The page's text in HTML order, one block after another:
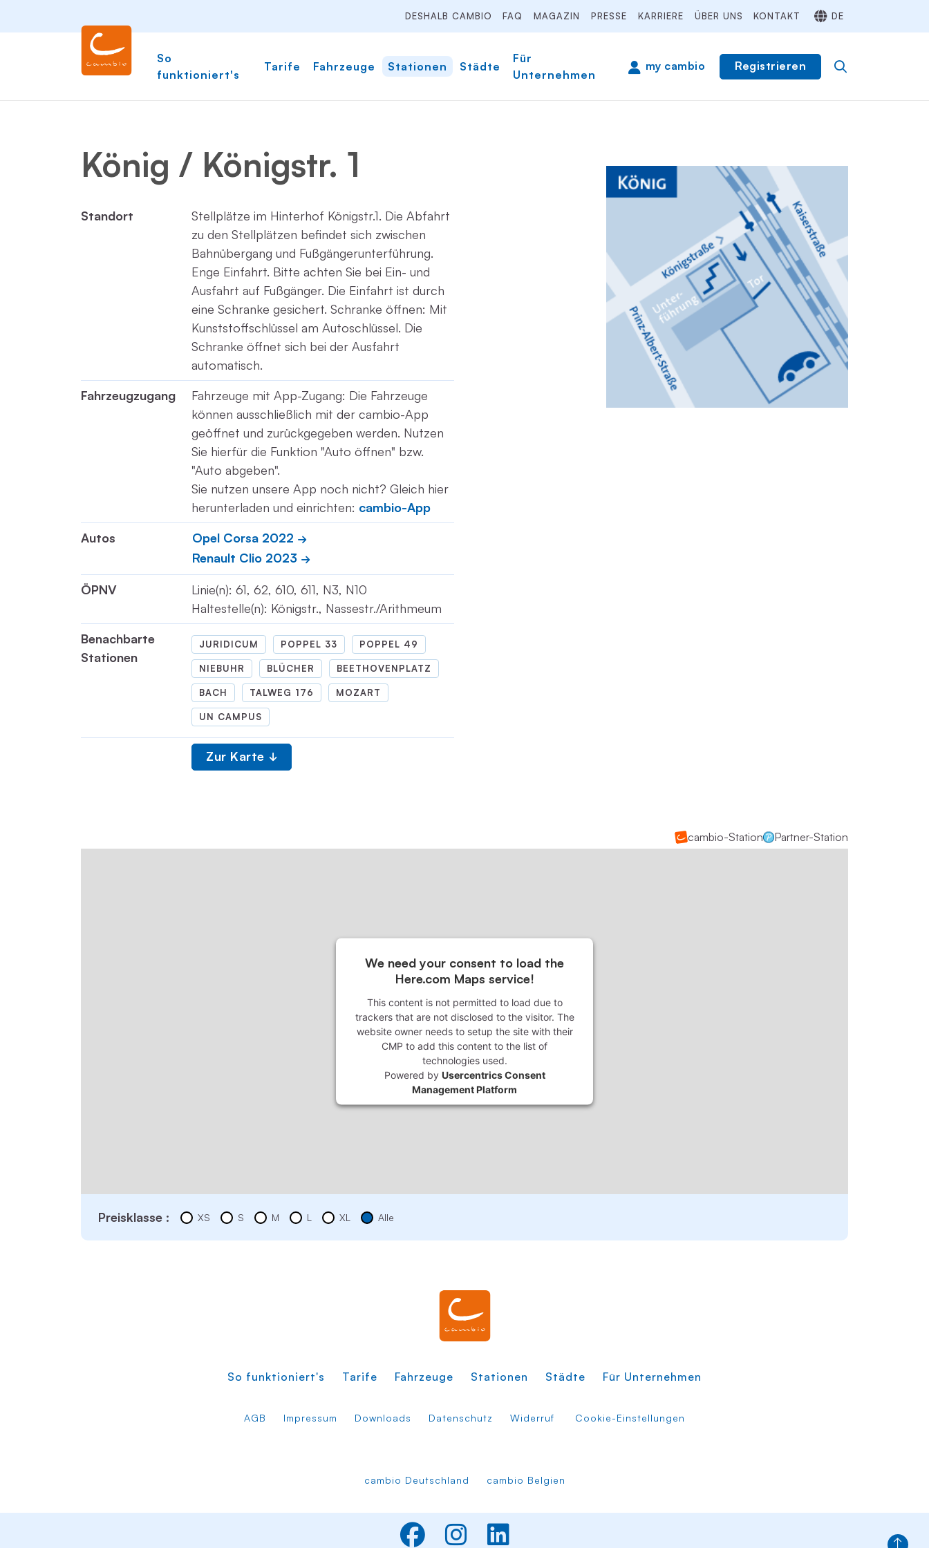
DESHALB CAMBIO FAQ MAGAZIN PRESSE KARRIERE ÜBER UNS KONTAKT DE
So
funktioniert's
Tarife Fahrzeuge Stationen Städte
Für
Unternehmen
my cambio Registrieren
König / Königstr. 1
Standort
Stellplätze im Hinterhof Königstr.1. Die Abfahrt
zu den Stellplätzen befindet sich zwischen
Bahnübergang und Fußgängerunterführung.
Enge Einfahrt. Bitte achten Sie bei Ein- und
Ausfahrt auf Fußgänger. Die Einfahrt ist durch
eine Schranke gesichert. Schranke öffnen: Mit
Kunststoffschlüssel am Autoschlüssel. Die
Schranke öffnet sich bei der Ausfahrt
automatisch.
Fahrzeugzugang
Fahrzeuge mit App-Zugang: Die Fahrzeuge
können ausschließlich mit der cambio-App
geöffnet und zurückgegeben werden. Nutzen
Sie hierfür die Funktion "Auto öffnen" bzw.
"Auto abgeben".
Sie nutzen unsere App noch nicht? Gleich hier
herunterladen und einrichten: cambio-App
Autos
Opel Corsa 2022
Renault Clio 2023
ÖPNV
Linie(n): 61, 62, 610, 611, N3, N10
Haltestelle(n): Königstr., Nassestr./Arithmeum
Benachbarte
Stationen
JURIDICUM POPPEL 33 POPPEL 49
NIEBUHR BLÜCHER BEETHOVENPLATZ
BACH TALWEG 176 MOZART
UN CAMPUS
Zur Karte
cambio-Station Partner-Station
We need your consent to load the
Here.com Maps service!
This content is not permitted to load due to
trackers that are not disclosed to the visitor. The
website owner needs to setup the site with their
CMP to add this content to the list of
technologies used.
Powered by Usercentrics Consent
Management Platform
Preisklasse : XS S M L XL Alle
So funktioniert's Tarife Fahrzeuge Stationen Städte Für Unternehmen
AGB Impressum Downloads Datenschutz Widerruf Cookie-Einstellungen
cambio Deutschland cambio Belgien